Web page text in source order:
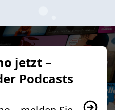
jetzt –
Podcasts